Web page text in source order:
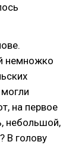
немножко
на первое
небольшой,
В голову